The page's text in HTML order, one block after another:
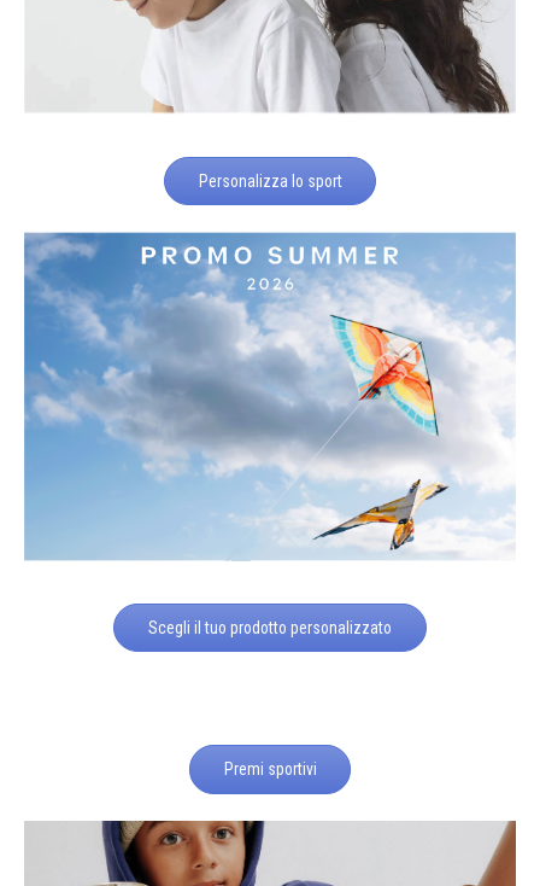
Personalizza lo sport
Scegli il tuo prodotto personalizzato
Premi sportivi